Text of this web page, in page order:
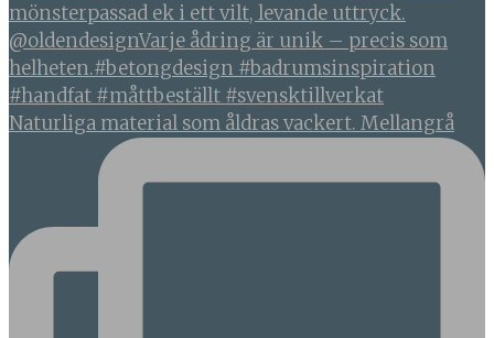
Naturliga material som åldras vackert. Mellangrå